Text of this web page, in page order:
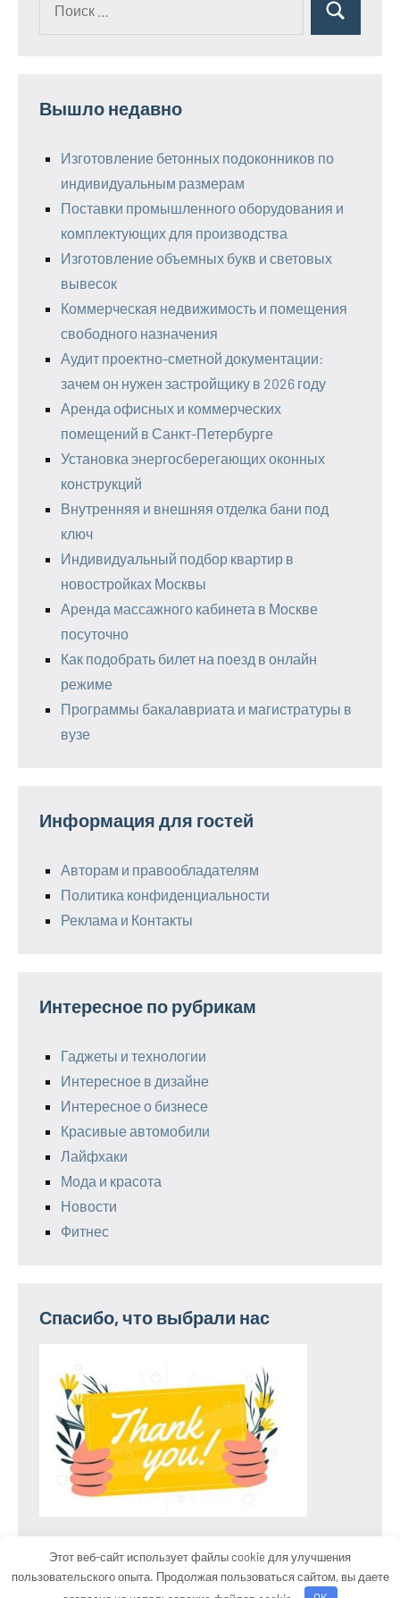
Поиск
Вышло недавно
Изготовление бетонных подоконников по
индивидуальным размерам
Поставки промышленного оборудования и
комплектующих для производства
Изготовление объемных букв и световых
вывесок
Коммерческая недвижимость и помещения
свободного назначения
Аудит проектно-сметной документации:
зачем он нужен застройщику в 2026 году
Аренда офисных и коммерческих
помещений в Санкт-Петербурге
Установка энергосберегающих оконных
конструкций
Внутренняя и внешняя отделка бани под
ключ
Индивидуальный подбор квартир в
новостройках Москвы
Аренда массажного кабинета в Москве
посуточно
Как подобрать билет на поезд в онлайн
режиме
Программы бакалавриата и магистратуры в
вузе
Информация для гостей
Авторам и правообладателям
Политика конфиденциальности
Реклама и Контакты
Интересное по рубрикам
Гаджеты и технологии
Интересное в дизайне
Интересное о бизнесе
Красивые автомобили
Лайфхаки
Мода и красота
Новости
Фитнес
Спасибо, что выбрали нас
Тема WordPress: Occasio от ThemeZee.
Этот веб-сайт использует файлы cookie для улучшения
пользовательского опыта. Продолжая пользоваться сайтом, вы даете